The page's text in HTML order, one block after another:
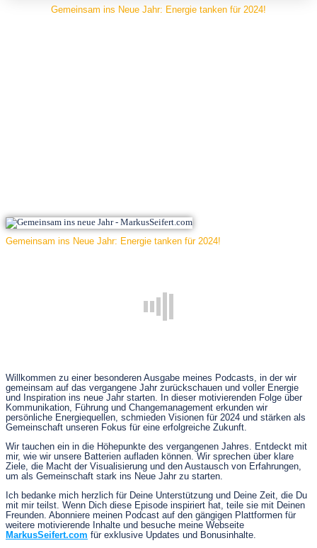
Gemeinsam ins Neue Jahr: Energie tanken für 2024!
Gemeinsam ins Neue Jahr: Energie tanken für 2024!
Willkommen zu einer besonderen Ausgabe meines Podcasts, in der wir
gemeinsam auf das vergangene Jahr zurückschauen und voller Energie
und Inspiration ins neue Jahr starten. In dieser motivierenden Folge über
Kommunikation, Führung und Changemanagement erkunden wir
persönliche Energiequellen, schmieden Visionen für 2024 und stärken als
Gemeinschaft unseren Fokus für eine erfolgreiche Zukunft.
Wir tauchen ein in die Höhepunkte des vergangenen Jahres. Entdeckt mit
mir, wie wir unsere Batterien aufladen können. Wir sprechen über klare
Ziele, die Macht der Visualisierung und den Austausch von Erfahrungen,
um als Gemeinschaft stark ins Neue Jahr zu starten.
Ich bedanke mich herzlich für Deine Unterstützung und Deine Zeit, die Du
mit mir teilst. Wenn Dich diese Episode inspiriert hat, teile sie mit Deinen
Freunden. Abonniere meinen Podcast auf den gängigen Plattformen für
weitere motivierende Inhalte und besuche meine Webseite
MarkusSeifert.com für exklusive Updates und Bonusinhalte.